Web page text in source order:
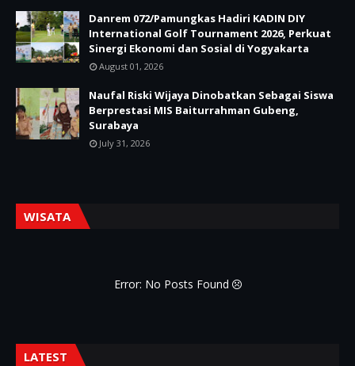
Danrem 072/Pamungkas Hadiri KADIN DIY
International Golf Tournament 2026, Perkuat
Sinergi Ekonomi dan Sosial di Yogyakarta
August 01, 2026
Naufal Riski Wijaya Dinobatkan Sebagai Siswa
Berprestasi MIS Baiturrahman Gubeng,
Surabaya
July 31, 2026
WISATA
Error: No Posts Found
LATEST